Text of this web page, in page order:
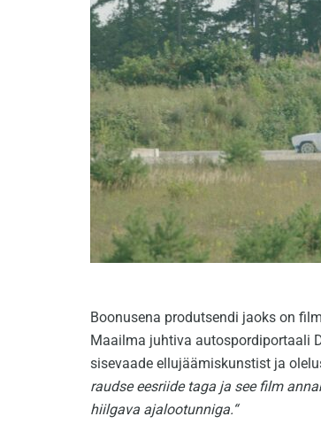
Boonusena produtsendi jaoks on
Maailma juhtiva autospordiportaali
sisevaade ellujäämiskunstist ja
raudse eesriide taga ja see film
hiilgava ajalootunniga.“